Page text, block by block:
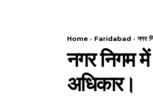
Home Faridabad नगर
नगर निगम
अधिकार।